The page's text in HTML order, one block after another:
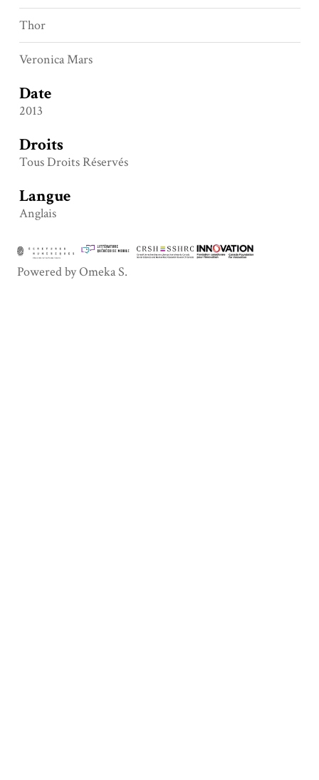
Thor
Veronica Mars
Date
2013
Droits
Tous Droits Réservés
Langue
Anglais
Powered by Omeka S.